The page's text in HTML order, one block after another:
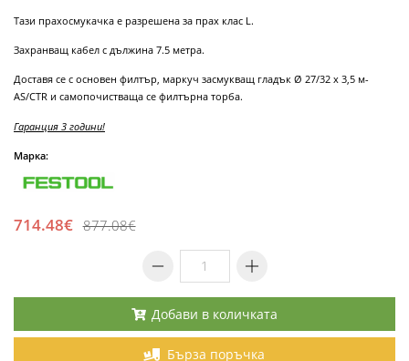
Тази прахосмукачка е разрешена за прах клас L.
Захранващ кабел с дължина 7.5 метра.
Доставя се с основен филтър, маркуч засмукващ гладък Ø 27/32 x 3,5 м-
AS/CTR и самопочистваща се филтърна торба.
Гаранция 3 години!
Марка:
714.48€ 877.08€
Добави в количката
Бърза поръчка